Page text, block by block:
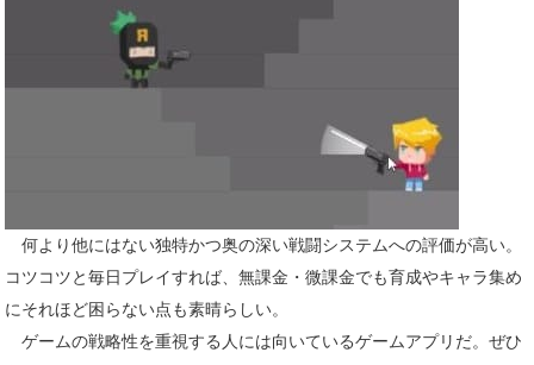
何より他にはない独特かつ奥の深い戦闘システムへの評価が高い。
コツコツと毎日プレイすれば、無課金・微課金でも育成やキャラ集め
にそれほど困らない点も素晴らしい。
ゲームの戦略性を重視する人には向いているゲームアプリだ。ぜひ